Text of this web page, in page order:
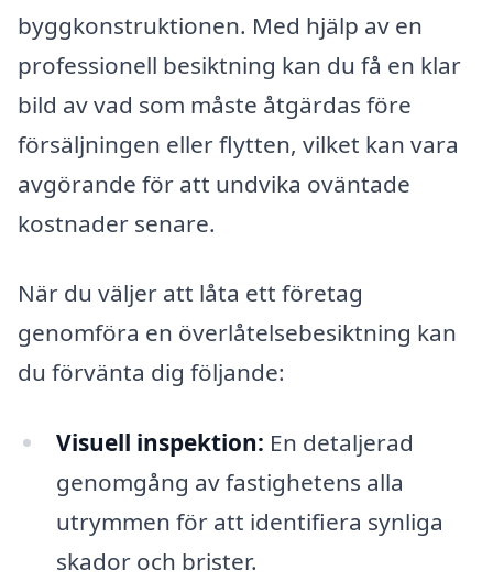
byggkonstruktionen. Med hjälp av en
professionell besiktning kan du få en klar
bild av vad som måste åtgärdas före
försäljningen eller flytten, vilket kan vara
avgörande för att undvika oväntade
kostnader senare.
När du väljer att låta ett företag
genomföra en överlåtelsebesiktning kan
du förvänta dig följande:
Visuell inspektion: En detaljerad
genomgång av fastighetens alla
utrymmen för att identifiera synliga
skador och brister.